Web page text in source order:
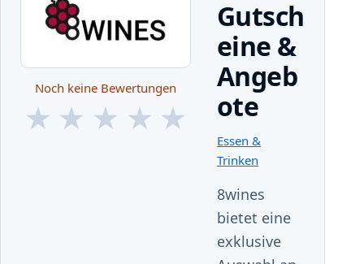
Noch keine Bewertungen
★ ★ ★ ★ ★
Gutsch
eine &
Angeb
ote
Essen &
Trinken
8wines
bietet eine
exklusive